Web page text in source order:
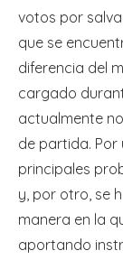
votos por
que se
diferencia del
cargado
actualmente
de partida. Por
principales
y, por otro, se
manera en la
aportando